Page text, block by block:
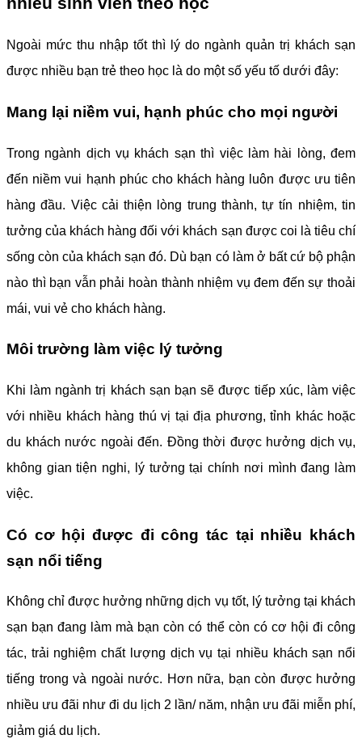
Ngoài mức thu nhập tốt thì lý do ngành quản trị khách sạn
được nhiều bạn trẻ theo học là do một số yếu tố dưới đây:
Mang lại niềm vui, hạnh phúc cho mọi người
Trong ngành dịch vụ khách sạn thì việc làm hài lòng, đem
đến niềm vui hạnh phúc cho khách hàng luôn được ưu tiên
hàng đầu. Việc cải thiện lòng trung thành, tự tín nhiệm, tin
tưởng của khách hàng đối với khách sạn được coi là tiêu chí
sống còn của khách sạn đó. Dù bạn có làm ở bất cứ bộ phận
nào thì bạn vẫn phải hoàn thành nhiệm vụ đem đến sự thoải
mái, vui vẻ cho khách hàng.
Môi trường làm việc lý tưởng
Khi làm ngành trị khách sạn bạn sẽ được tiếp xúc, làm việc
với nhiều khách hàng thú vị tại địa phương, tỉnh khác hoặc
du khách nước ngoài đến. Đồng thời được hưởng dịch vụ,
không gian tiện nghi, lý tưởng tại chính nơi mình đang làm
việc.
Có cơ hội được đi công tác tại nhiều khách
sạn nổi tiếng
Không chỉ được hưởng những dịch vụ tốt, lý tưởng tại khách
sạn bạn đang làm mà bạn còn có thể còn có cơ hội đi công
tác, trải nghiệm chất lượng dịch vụ tại nhiều khách sạn nổi
tiếng trong và ngoài nước. Hơn nữa, bạn còn được hưởng
nhiều ưu đãi như đi du lịch 2 lần/ năm, nhận ưu đãi miễn phí,
giảm giá du lịch.